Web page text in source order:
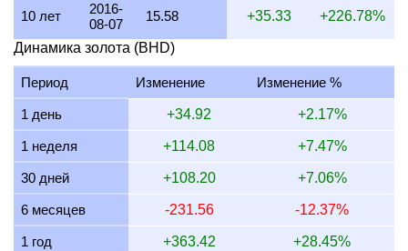
16 июля 2026 1,449.71 46,608.20 543.64
15 июля 2026 1,479.18 47.56
14 июля 2026 1,479.16 47,554.89
13 июля 2026 1,455.55 46.80 46,795.87 545.83
12 июля 2026 1,498.91 48.19 48,189.99 562.09
11 июля 2026 1,498.91 48.19 48,189.99 562.09
10 июля 2026 1,491.28 47.94 47,944.68 559.23
9 июля 2026 1,503.51 48.34 48,337.71 563.81
10 лет
2016-
08-07
15.58 +35.33 +226.78%
Динамика золота (BHD)
Период Изменение Изменение %
1 день +34.92 +2.17%
1 неделя +114.08 +7.47%
30 дней +108.20 +7.06%
6 месяцев -231.56 -12.37%
1 год +363.42 +28.45%